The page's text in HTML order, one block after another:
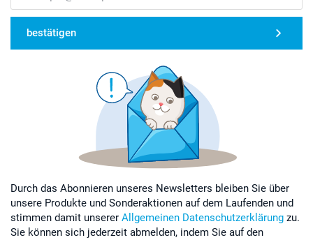
bestätigen
Durch das Abonnieren unseres Newsletters bleiben Sie über
unsere Produkte und Sonderaktionen auf dem Laufenden und
stimmen damit unserer Allgemeinen Datenschutzerklärung zu.
Sie können sich jederzeit abmelden, indem Sie auf den